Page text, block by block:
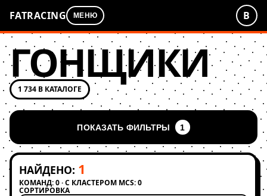
FATRACING МЕНЮ В
ГОНЩИКИ
1 734 В КАТАЛОГЕ
ПОКАЗАТЬ ФИЛЬТРЫ 1
НАЙДЕНО: 1
КОМАНД: 0 · С КЛАСТЕРОМ MCS: 0
СОРТИРОВКА
Применить сортировку